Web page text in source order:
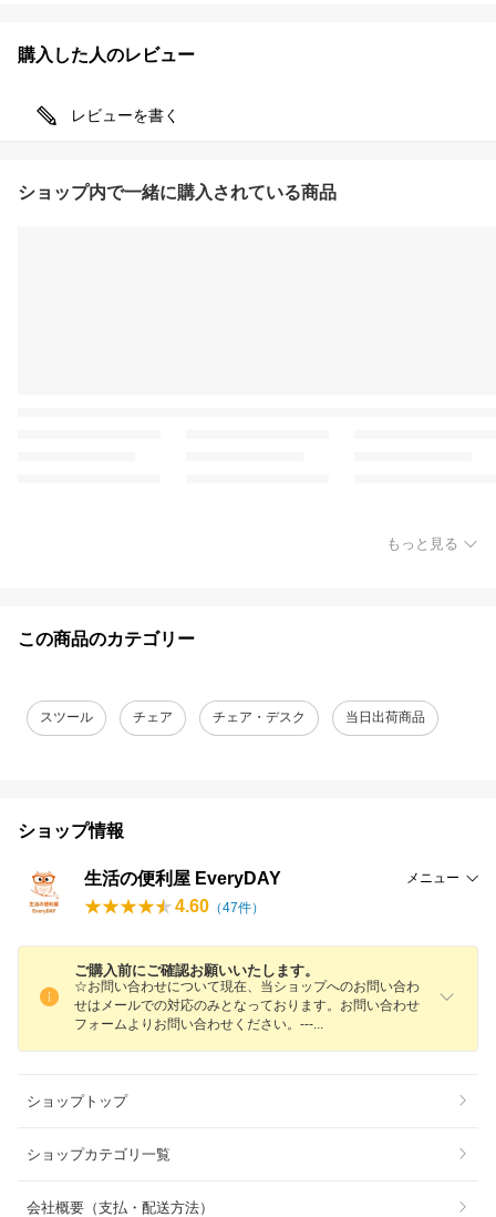
購入した人のレビュー
レビューを書く
ショップ内で一緒に購入されている商品
もっと見る
この商品のカテゴリー
スツール チェア チェア・デスク 当日出荷商品
ショップ情報
生活の便利屋 EveryDAY メニュー
4.60 （47件）
ご購入前にご確認お願いいたします。
☆お問い合わせについて現在、当ショップへのお問い合わ
せはメールでの対応のみとなっております。お問い合わせ
フォームよりお問い合わせください。---
ショップトップ
ショップカテゴリ一覧
会社概要（支払・配送方法）